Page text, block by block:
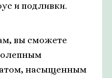
и подливки.
вы сможете
насыщенным